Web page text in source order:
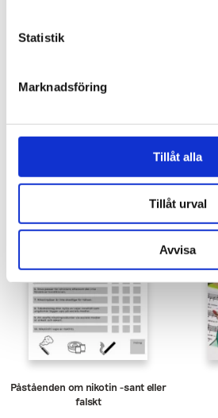
Statistik
Marknadsföring
Tillåt alla
Tillåt urval
Avvisa
Audit-test, tio frågor om
Påståenden om nikotin -sant eller
falskt